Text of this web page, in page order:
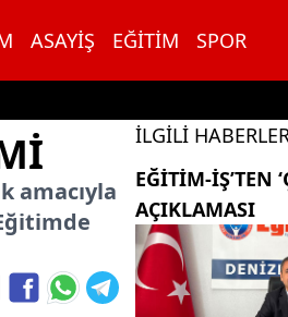
ASAYIŞ EĞITIM SPOR
amacıyla
İLGILI
EĞITIM-İŞ’TEN
AÇIKLAMASI